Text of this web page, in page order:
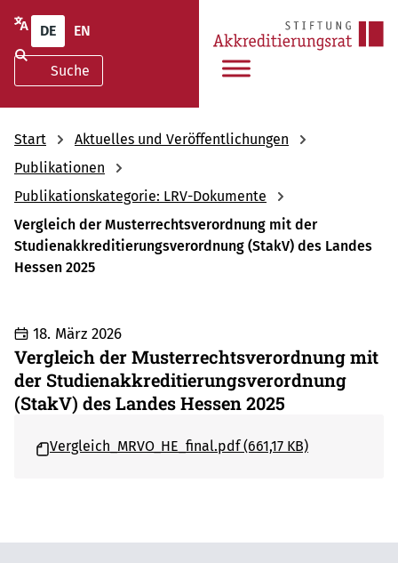
DE EN
Start
Aktuelles und Veröffentlichungen
Publikationen
Publikationskategorie: LRV-Dokumente
Vergleich der Musterrechtsverordnung mit der
Studienakkreditierungsverordnung (StakV) des Landes
Hessen 2025
18. März 2026
Vergleich der Musterrechtsverordnung mit
der Studienakkreditierungsverordnung
(StakV) des Landes Hessen 2025
Vergleich_MRVO_HE_final.pdf (661,17 KB)